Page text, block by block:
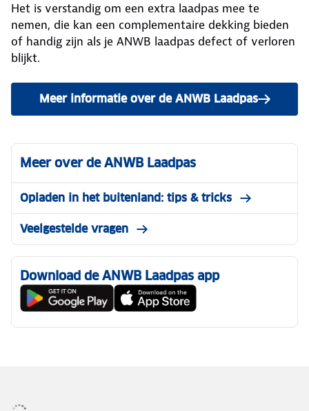
Het is verstandig om een extra laadpas mee te
nemen, die kan een complementaire dekking bieden
of handig zijn als je ANWB laadpas defect of verloren
blijkt.
Meer informatie over de ANWB Laadpas
Meer over de ANWB Laadpas
Opladen in het buitenland: tips & tricks
Veelgestelde vragen
Download de ANWB Laadpas app